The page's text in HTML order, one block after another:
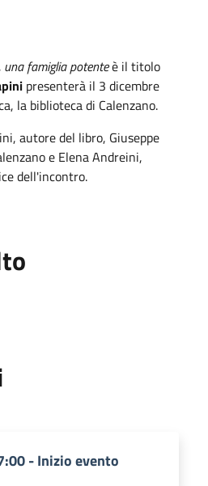
una famiglia potenteè il titolo
presenterà il 3 dicembre
la biblioteca di Calenzano.
autore del libro, Giuseppe
e Elena Andreini,
dell'incontro.
- Inizio evento